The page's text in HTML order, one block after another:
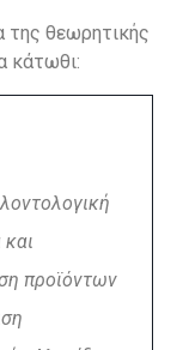
της θεωρητικής
κάτωθι:
προϊόντων